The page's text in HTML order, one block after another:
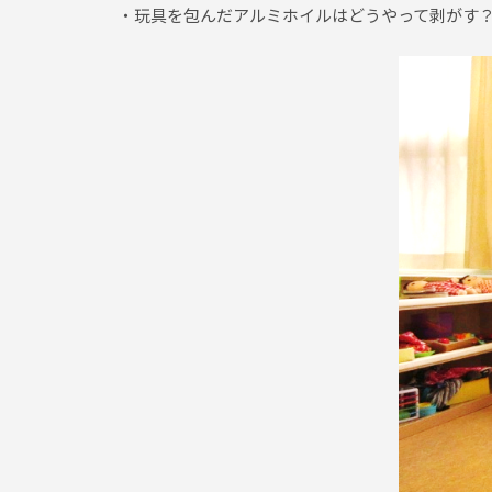
・玩具を包んだアルミホイルはどうやって剥がす